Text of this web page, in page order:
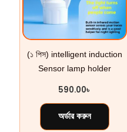
(১ পিস) intelligent induction
Sensor lamp holder
590.00৳
অর্ডার করুন